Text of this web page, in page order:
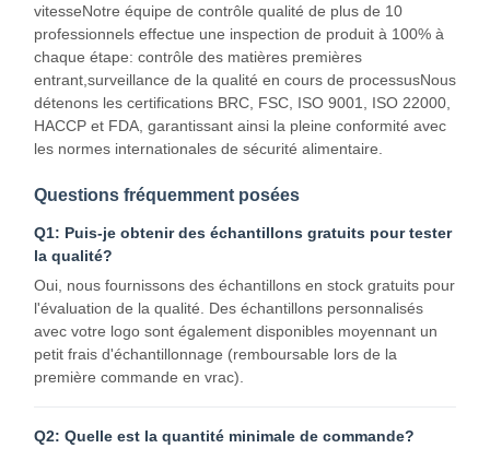
Contrôle
Qualité
Contactez-
Nouvelles Les Affaires
Causez
Maintenant
Coupe de café en papier
Tasse de papier de crème glacée
tasse à soupe en papier
vitesseNotre équipe de contrôle qualité de plus de 10
professionnels effectue une inspection de produit à 100% à
chaque étape: contrôle des matières premières
entrant,surveillance de la qualité en cours de processusNous
détenons les certifications BRC, FSC, ISO 9001, ISO 22000,
HACCP et FDA, garantissant ainsi la pleine conformité avec
les normes internationales de sécurité alimentaire.
Questions fréquemment posées
Q1: Puis-je obtenir des échantillons gratuits pour tester
la qualité?
Oui, nous fournissons des échantillons en stock gratuits pour
l'évaluation de la qualité. Des échantillons personnalisés
avec votre logo sont également disponibles moyennant un
petit frais d'échantillonnage (remboursable lors de la
première commande en vrac).
Q2: Quelle est la quantité minimale de commande?